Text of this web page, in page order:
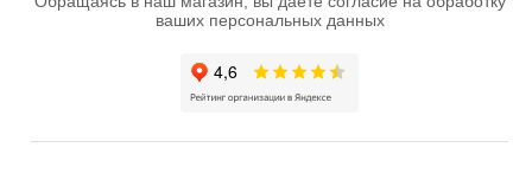
ваших персональных данных